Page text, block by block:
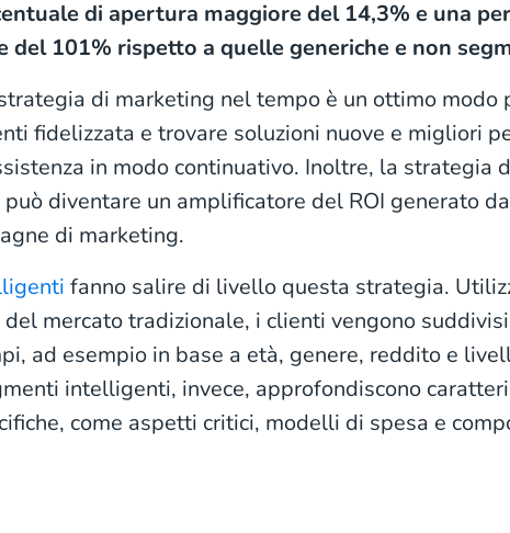
di apertura maggiore del 14,3% e una
del 101% rispetto a quelle generiche e non
di marketing nel tempo è un ottimo modo
fidelizzata e trovare soluzioni nuove e migliori
in modo continuativo. Inoltre, la strategia
diventare un amplificatore del ROI generato
di marketing.
fanno salire di livello questa strategia.
mercato tradizionale, i clienti vengono
ad esempio in base a età, genere, reddito e
intelligenti, invece, approfondiscono
come aspetti critici, modelli di spesa e